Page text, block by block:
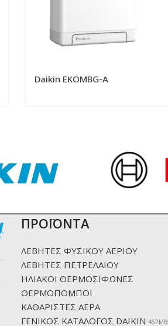
Daikin EKOMBG-A
ΠΡΟΪΟΝΤΑ
ΛΕΒΗΤΕΣ ΦΥΣΙΚΟΥ ΑΕΡΙΟΥ
ΛΕΒΗΤΕΣ ΠΕΤΡΕΛΑΙΟΥ
ΗΛΙΑΚΟΙ ΘΕΡΜΟΣΙΦΩΝΕΣ
ΘΕΡΜΟΠΟΜΠΟΙ
ΚΑΘΑΡΙΣΤΕΣ ΑΕΡΑ
ΓΕΝΙΚΟΣ ΚΑΤΑΛΟΓΟΣ DAIKIN 462ΜΒ